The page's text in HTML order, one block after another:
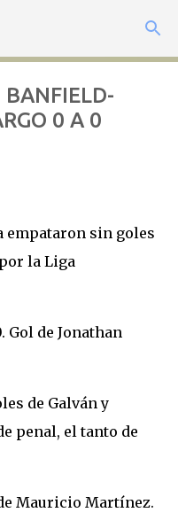
BANFIELD-
0 A 0
empataron sin goles
la Liga
Gol de Jonathan
de Galván y
penal, el tanto de
Mauricio Martínez.